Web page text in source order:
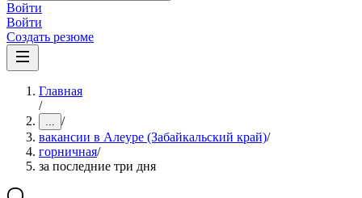
Войти
Войти
Создать резюме
Главная
/
... /
вакансии в Алеуре (Забайкальский край)/
горничная/
за последние три дня